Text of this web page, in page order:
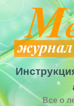
к
Все о